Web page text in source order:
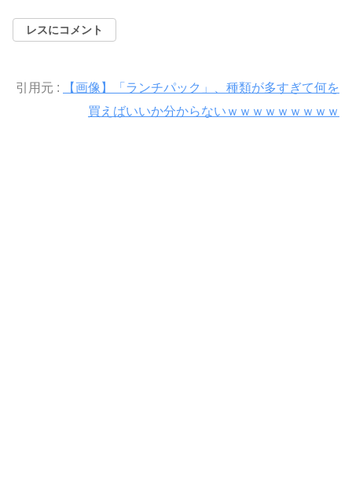
レスにコメント
引用元 :
【画像】「ランチパック」、種類が多すぎて何を
買えばいいか分からないｗｗｗｗｗｗｗｗｗ